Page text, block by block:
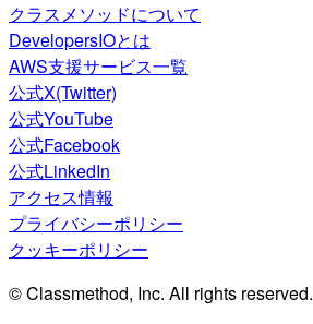
クラスメソッドについて
DevelopersIOとは
AWS支援サービス一覧
公式X(Twitter)
公式YouTube
公式Facebook
公式LinkedIn
アクセス情報
プライバシーポリシー
クッキーポリシー
© Classmethod, Inc. All rights reserved.